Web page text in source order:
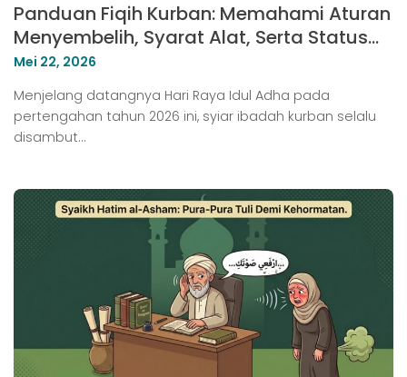
Panduan Fiqih Kurban: Memahami Aturan
Menyembelih, Syarat Alat, Serta Status
Anggota Tubuh Hewan
Mei 22, 2026
Menjelang datangnya Hari Raya Idul Adha pada
pertengahan tahun 2026 ini, syiar ibadah kurban selalu
disambut…